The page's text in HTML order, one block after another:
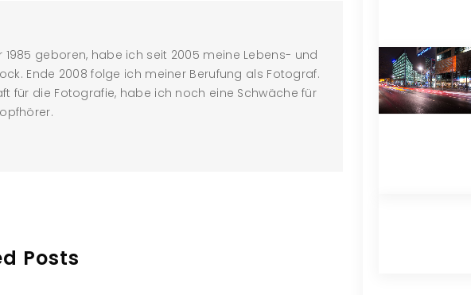
geboren, habe ich seit 2005 meine Lebens- und
Ende 2008 folge ich meiner Berufung als Fotograf.
für die Fotografie, habe ich noch eine Schwäche für
Posts